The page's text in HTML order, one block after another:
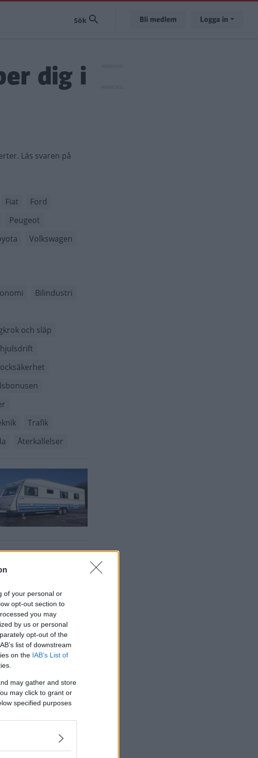
of your personal or
opt-out section to
you may
by us or personal
opt-out of the
list of downstream
on the IAB’s List of
may gather and store
may click to grant or
specified purposes
Bli medlem Logga in
dig i
Läs svaren på
Fiat
Ford
Peugeot
Volkswagen
Bilindustri
och släp
Trafik
Återkallelser